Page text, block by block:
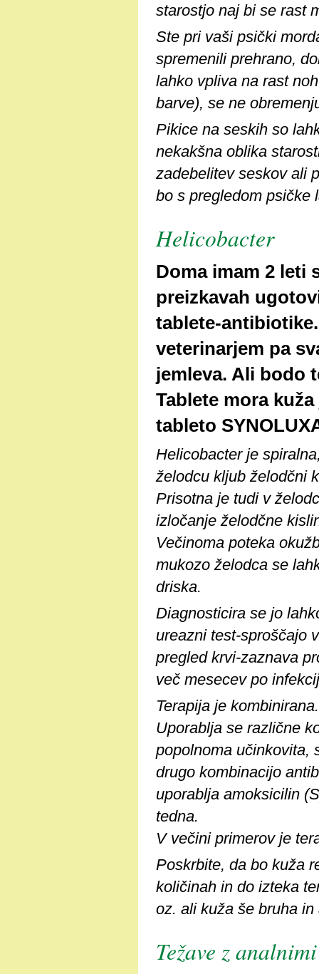
starostjo naj bi se rast
Ste pri vaši psički
spremenili prehrano,
lahko vpliva na rast
barve), se ne
Pikice na seskih so
nekakšna oblika
zadebelitev seskov ali
bo s pregledom psičke
Helicobacter
Doma imam 2 leti
preizkavah
tablete-
veterinarjem pa
jemleva. Ali bodo
Tablete mora
tableto
Helicobacter je
želodcu kljub želodčni
Prisotna je tudi v
izločanje želodčne
Večinoma poteka
mukozo želodca se
driska.
Diagnosticira se jo
ureazni test-sproščajo
pregled krvi-zaznava
več mesecev po
Terapija je kombinirana.
Uporablja se različne
popolnoma učinkovita,
drugo kombinacijo
uporablja amoksicilin
tedna.
V večini primerov je
Poskrbite, da bo kuža
količinah in do izteka
oz. ali kuža še bruha
Težave z